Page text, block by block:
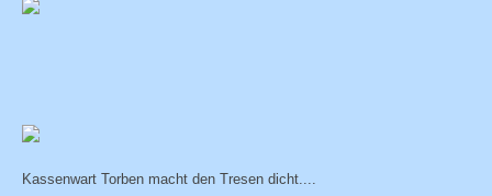
Kassenwart Torben macht den Tresen dicht....